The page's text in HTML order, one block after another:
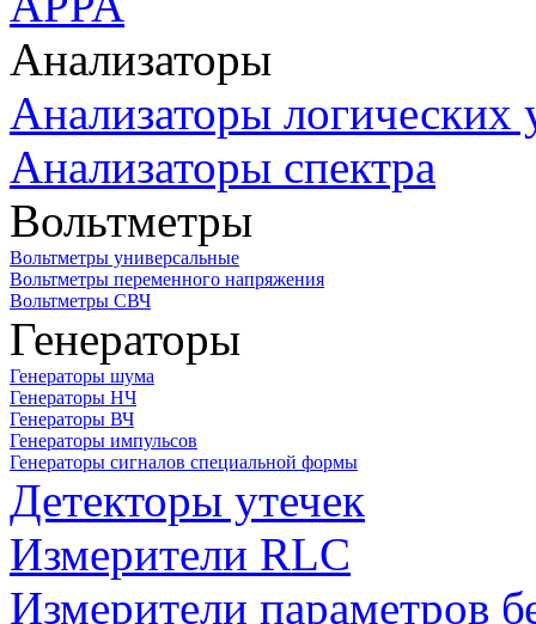
Анализаторы
Анализаторы логических
Анализаторы спектра
Вольтметры
Вольтметры универсальные
Вольтметры переменного напряжения
Вольтметры СВЧ
Генераторы
Генераторы шума
Генераторы НЧ
Генераторы ВЧ
Генераторы импульсов
Генераторы сигналов специальной формы
Детекторы утечек
Измерители RLC
Измерители параметров